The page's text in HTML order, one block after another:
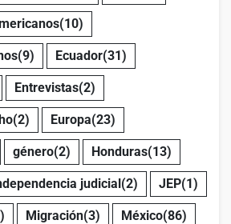
(10)
(9) Ecuador(31)
Entrevistas(2)
(2) Europa(23)
género(2) Honduras(13)
judicial(2) JEP(1)
Migración(3) México(86)